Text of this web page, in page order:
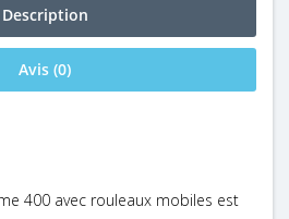
Description
Avis (0)
400 avec rouleaux mobiles est